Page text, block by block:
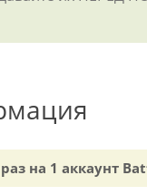
на 1 аккаунт